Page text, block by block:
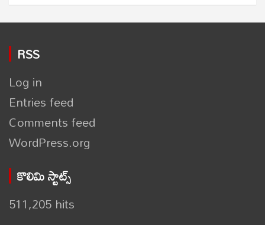
RSS
Log in
Entries feed
Comments feed
WordPress.org
కొలిమి స్టాట్స్
511,205 hits